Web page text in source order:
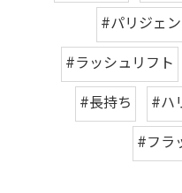
#パリジェ
#ラッシュリフト
#長持ち
#ハ
#フラ